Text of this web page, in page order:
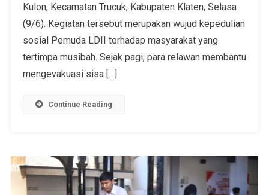
Kulon, Kecamatan Trucuk, Kabupaten Klaten, Selasa
(9/6). Kegiatan tersebut merupakan wujud kepedulian
sosial Pemuda LDII terhadap masyarakat yang
tertimpa musibah. Sejak pagi, para relawan membantu
mengevakuasi sisa […]
Continue Reading